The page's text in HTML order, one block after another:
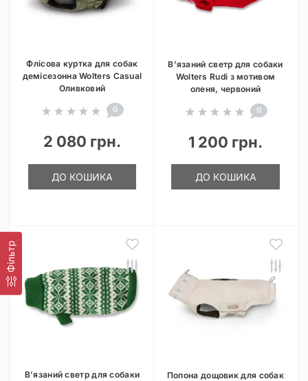
Фільтр
Флісова куртка для собак
демісезонна Wolters Casual
Оливковий
0
2 080 грн.
ДО КОШИКА
В’язаний светр для собаки
Wolters Rudi з мотивом
оленя, червоний
0
1 200 грн.
ДО КОШИКА
В’язаний светр для собаки
Попона дощовик для собак